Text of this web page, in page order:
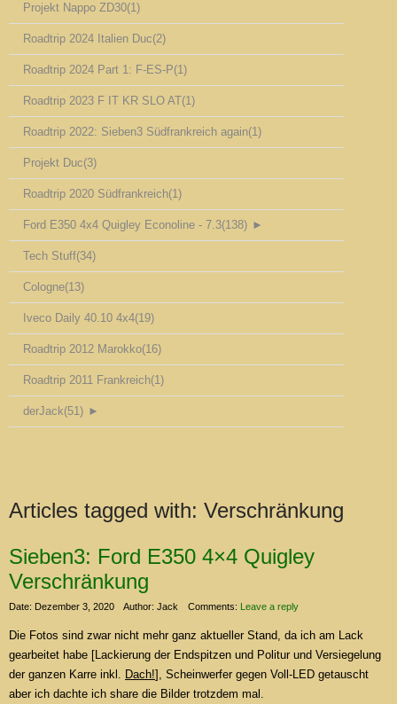
Projekt Nappo ZD30(1)
Roadtrip 2024 Italien Duc(2)
Roadtrip 2024 Part 1: F-ES-P(1)
Roadtrip 2023 F IT KR SLO AT(1)
Roadtrip 2022: Sieben3 Südfrankreich again(1)
Projekt Duc(3)
Roadtrip 2020 Südfrankreich(1)
Ford E350 4x4 Quigley Econoline - 7.3(138) ►
Tech Stuff(34)
Cologne(13)
Iveco Daily 40.10 4x4(19)
Roadtrip 2012 Marokko(16)
Roadtrip 2011 Frankreich(1)
derJack(51) ►
Articles tagged with: Verschränkung
Sieben3: Ford E350 4×4 Quigley
Verschränkung
Date: Dezember 3, 2020 Author: Jack Comments: Leave a reply
Die Fotos sind zwar nicht mehr ganz aktueller Stand, da ich am Lack
gearbeitet habe [Lackierung der Endspitzen und Politur und Versiegelung
der ganzen Karre inkl. Dach!], Scheinwerfer gegen Voll-LED getauscht
aber ich dachte ich share die Bilder trotzdem mal.